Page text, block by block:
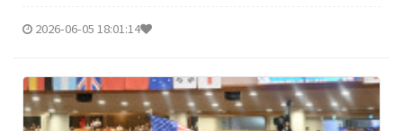
5인의 순교자를 기리는 덕암교회에 들러 특별기도회를 가졌다. 다
2026-06-05 18:01:14